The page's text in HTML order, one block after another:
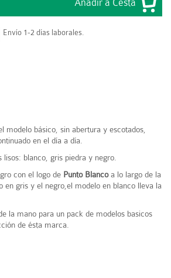
Envío 1-2 días laborales.
modelo básico, sin abertura y escotados,
en el día a día.
lisos: blanco, gris piedra y negro.
con el logo de Punto Blancoa lo largo de la
en gris y el negro,el modelo en blanco lleva la
la mano para un pack de modelos basicos
de ésta marca.